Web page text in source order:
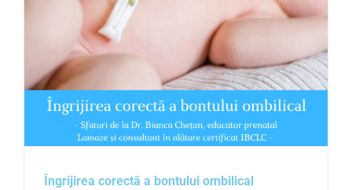
Îngrijirea corectă a bontului ombilical